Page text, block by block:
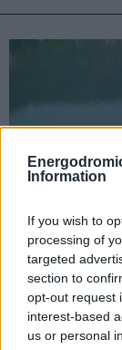
Information
If you wish to
processing of
targeted
section to
opt-out request
interest-based
us or personal
Ιθάκη: